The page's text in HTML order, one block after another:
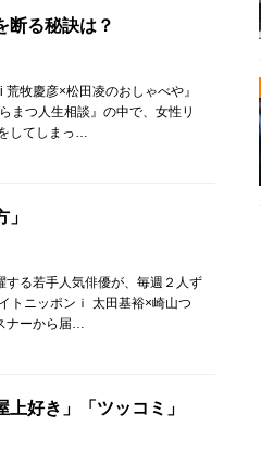
断る秘訣は？
牧慶彦×松田凌のおしゃべや』
まつ人生相談』の中で、女性リ
してしまっ…
る若手人気俳優が、毎週２人ず
トニッポンｉ 太田基裕×崎山つ
ナーから届…
好き」「ツッコミ」